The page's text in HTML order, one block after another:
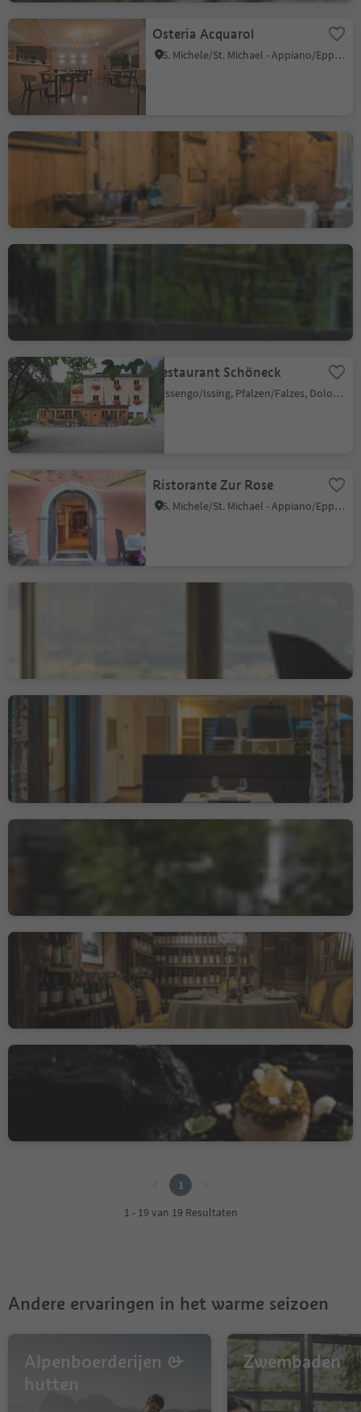
Osteria Acquarol
S. Michele/St. Michael - Appiano/Eppan, Eppan an der Weinstaße/Appiano sulla Strada del Vino, Alto Adige Wine Road
Sternerestaurant Luisl
Foresta/Forst, Algund/Lagundo, Meran/Merano and environs
Restaurant Schöneck
Issengo/Issing, Pfalzen/Falzes, Dolomites Region Kronplatz/Plan de Corones
Ristorante Zur Rose
S. Michele/St. Michael - Appiano/Eppan, Eppan an der Weinstaße/Appiano sulla Strada del Vino, Alto Adige Wine Road
Restaurant Terra - The
Duurzaamheidsniveau 2
Kuppelrain
La Stüa de Michil -
Simone Cantafio
Corvara/Corvara, Corvara, Dolomites Region Alta Badia
Quellenhof Gourmetstube
Sorgente/Quellenhof, St.Martin in Passeier/San Martino in Passiria, Meran/Merano and environs
1
1 - 19 van 19 Resultaten
Andere ervaringen in het warme seizoen
Alpenboerderijen &
hutten
Zwembaden